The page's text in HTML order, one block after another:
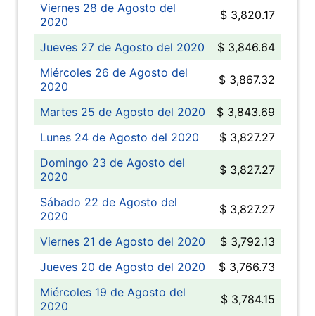
Viernes 28 de Agosto del
2020
$ 3,820.17
Jueves 27 de Agosto del 2020
$ 3,846.64
Miércoles 26 de Agosto del
2020
$ 3,867.32
Martes 25 de Agosto del 2020
$ 3,843.69
Lunes 24 de Agosto del 2020
$ 3,827.27
Domingo 23 de Agosto del
2020
$ 3,827.27
Sábado 22 de Agosto del
2020
$ 3,827.27
Viernes 21 de Agosto del 2020
$ 3,792.13
Jueves 20 de Agosto del 2020
$ 3,766.73
Miércoles 19 de Agosto del
2020
$ 3,784.15